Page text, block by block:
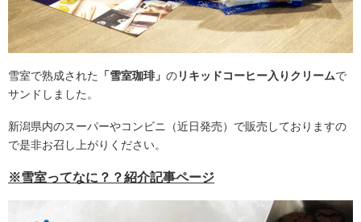
雪室で熟成された 「雪室珈琲」 のリキッドコーヒー入りクリームで
サンドしました。
新潟県内のスーパーやコンビニ（近日発売）で販売しておりますの
で是非お召し上がりください。
※雪室ってなに？？紹介記事ページ